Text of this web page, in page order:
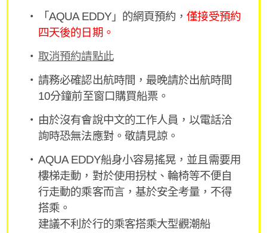
「AQUA EDDY」的網頁預約，僅接受預約
四天後的日期。
取消預約請點此
請務必確認出航時間，最晚請於出航時間
10分鐘前至窗口購買船票。
由於沒有會說中文的工作人員，以電話洽
詢時恐無法應對。敬請見諒。
AQUA EDDY船身小容易搖晃，並且需要用
樓梯走動，對於使用拐杖、輪椅等不便自
行走動的乘客而言，基於安全考量，不得
搭乘。
建議不利於行的乘客搭乘大型觀潮船